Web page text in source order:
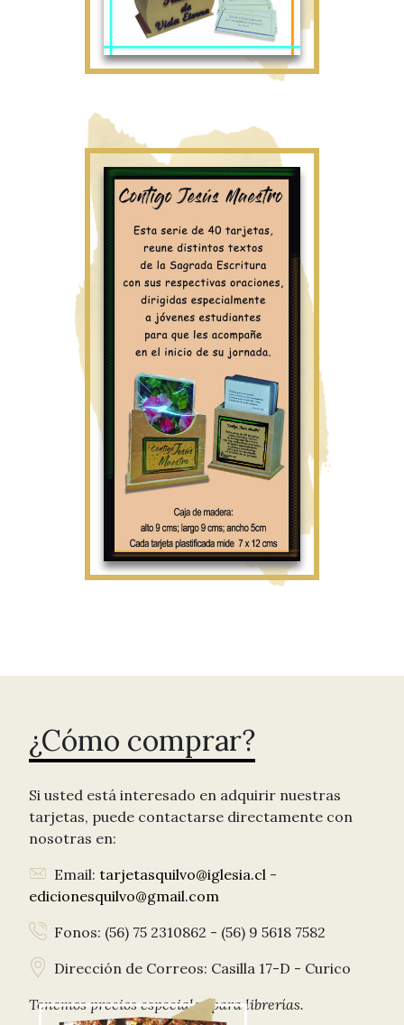
¿Cómo comprar?
Si usted está interesado en adquirir nuestras
tarjetas, puede contactarse directamente con
nosotras en:
Email: tarjetasquilvo@iglesia.cl -
edicionesquilvo@gmail.com
Fonos: (56) 75 2310862 - (56) 9 5618 7582
Dirección de Correos: Casilla 17-D - Curico
Tenemos precios especiales para librerías.